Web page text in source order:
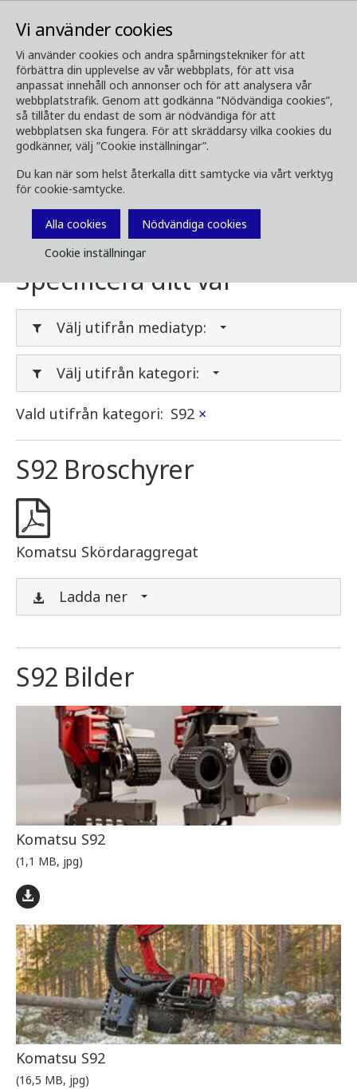
Vi använder cookies
Vi använder cookies och andra spårningstekniker för att
förbättra din upplevelse av vår webbplats, för att visa
anpassat innehåll och annonser och för att analysera vår
webbplatstrafik. Genom att godkänna ”Nödvändiga cookies”,
så tillåter du endast de som är nödvändiga för att
webbplatsen ska fungera. För att skräddarsy vilka cookies du
godkänner, välj ”Cookie inställningar”.
Du kan när som helst återkalla ditt samtycke via vårt verktyg
för cookie-samtycke.
Alla cookies
Nödvändiga cookies
Cookie inställningar
Media Ladda ner media
Ladda ner media
Här kan du ladda ner broschyrer, bilder, videor,
kundtidningar och annan media. Filtrera på
typ eller kategori i menyerna nedan.
Specificera ditt val
Välj utifrån mediatyp:
Välj utifrån kategori:
Vald utifrån kategori: S92 ×
S92 Broschyrer
Komatsu Skördaraggregat
Ladda ner
S92 Bilder
Komatsu S92
(1,1 MB, jpg)
Komatsu S92
(16,5 MB, jpg)